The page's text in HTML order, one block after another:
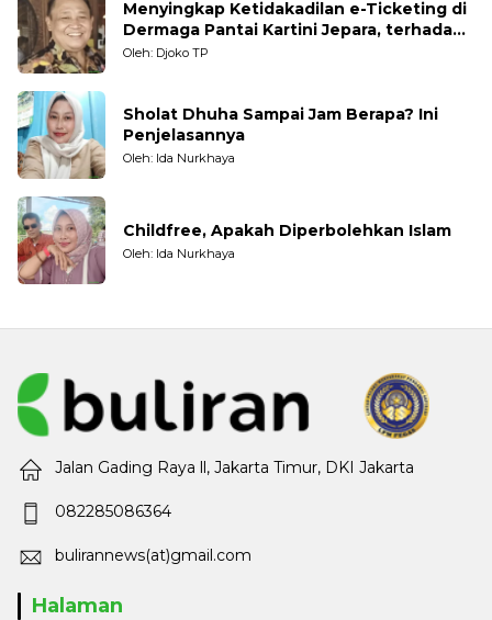
Menyingkap Ketidakadilan e-Ticketing di
Dermaga Pantai Kartini Jepara, terhadap
Nelayan Tradisional
Oleh: Djoko TP
Sholat Dhuha Sampai Jam Berapa? Ini
Penjelasannya
Oleh: Ida Nurkhaya
Childfree, Apakah Diperbolehkan Islam
Oleh: Ida Nurkhaya
Jalan Gading Raya ll, Jakarta Timur, DKI Jakarta
082285086364
bulirannews(at)gmail.com
Halaman